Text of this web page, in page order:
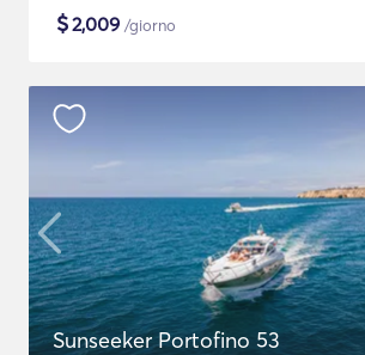
$2,009 /giorno
Sunseeker Portofino 53